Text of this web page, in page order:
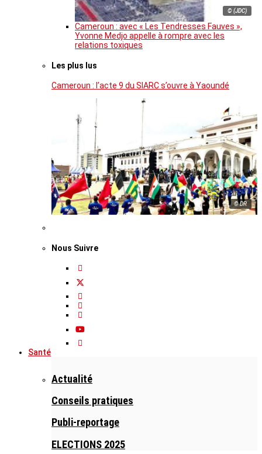
© (JDC)
Cameroun : avec « Les Tendresses Fauves »,
Yvonne Medjo appelle à rompre avec les
relations toxiques
Les plus lus
Cameroun : l’acte 9 du SIARC s’ouvre à Yaoundé
© DR
Nous Suivre
Santé
Actualité
Conseils pratiques
Publi-reportage
ELECTIONS 2025